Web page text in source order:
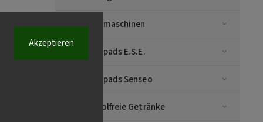
Akzeptieren
Kaffeemaschinen
Kaffeepads E.S.E.
Kaffeepads Senseo
Alkoholfreie Getränke